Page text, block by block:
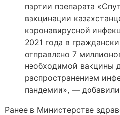
партии препарата
вакцинации
коронавирусной
2021 года в
отправлено 7
необходимой вакцины
распространением
пандемии», —
Ранее в Министерстве